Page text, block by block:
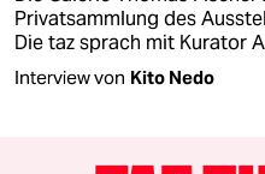
Privatsammlung des
Die taz sprach mit Kurator
Interview von Kito Nedo